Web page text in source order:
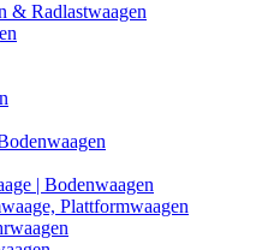
& Radlastwaagen
| Bodenwaagen
Plattformwaagen